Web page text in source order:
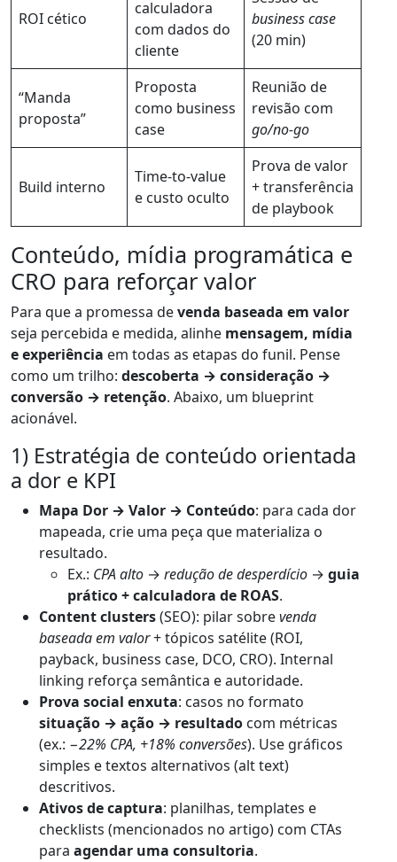
ROI cético
calculadora
com dados do
cliente
business case
(20 min)
“Manda
proposta”
Proposta
como business
case
Reunião de
revisão com
go/no-go
Build interno
Time-to-value
e custo oculto
Prova de valor
+ transferência
de playbook
Conteúdo, mídia programática e
CRO para reforçar valor
Para que a promessa devenda baseada em valor
seja percebida e medida, alinhe mensagem, mídia
e experiência em todas as etapas do funil. Pense
como um trilho: descoberta → consideração →
conversão → retenção. Abaixo, um blueprint
acionável.
1) Estratégia de conteúdo orientada
a dor e KPI
Mapa Dor → Valor → Conteúdo: para cada dor
mapeada, crie uma peça que materializa o
resultado.
Ex.: CPA alto → redução de desperdício → guia
prático + calculadora de ROAS.
Content clusters(SEO): pilar sobrevenda
baseada em valor+ tópicos satélite (ROI,
payback, business case, DCO, CRO). Internal
linking reforça semântica e autoridade.
Prova social enxuta: casos no formato
situação → ação → resultado com métricas
(ex.: −22% CPA, +18% conversões). Use gráficos
simples e textos alternativos (alt text)
descritivos.
Ativos de captura: planilhas, templates e
checklists (mencionados no artigo) com CTAs
para agendar uma consultoria.